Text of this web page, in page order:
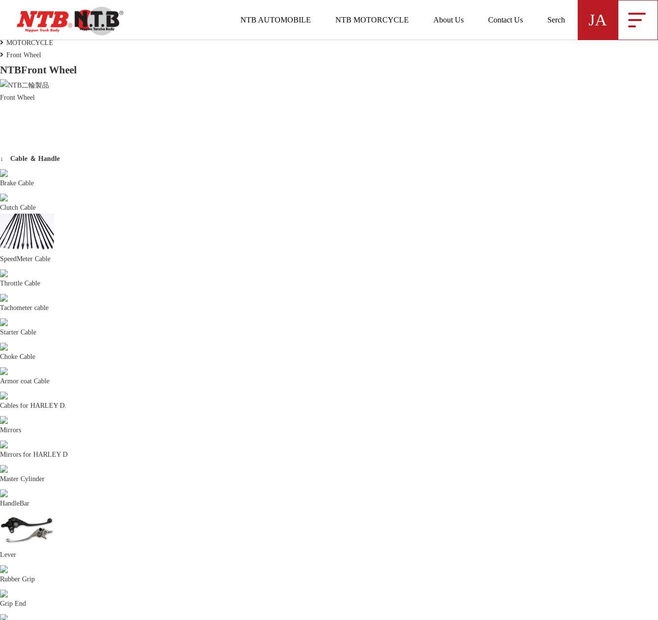
NTB AUTOMOBILE NTB MOTORCYCLE About Us Contact Us Serch
ベント、当社からのお知らせ。
事業活動を通じて、地域課題の解決及び持続
可能な社会の実現に取り組んでまいります。
JA
MOTORCYCLE
HOME
MOTORCYCLE
Front Wheel
NTBFront Wheel
Front Wheel
↓ Cable ＆ Handle
Brake Cable
Clutch Cable
SpeedMeter Cable
Throttle Cable
Tachometer cable
Starter Cable
Choke Cable
Armor coat Cable
Cables for HARLEY D.
Mirrors
Mirrors for HARLEY D
Master Cylinder
HandleBar
Lever
Rubber Grip
Grip End